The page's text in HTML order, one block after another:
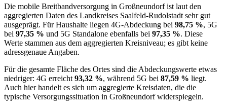
Die mobile Breitbandversorgung in Großneundorf ist laut den
aggregierten Daten des Landkreises Saalfeld-Rudolstadt sehr gut
ausgeprägt. Für Haushalte liegen 4G‑Abdeckung bei 98,75 %, 5G
bei 97,35 % und 5G Standalone ebenfalls bei 97,35 %. Diese
Werte stammen aus dem aggregierten Kreisniveau; es gibt keine
adressgenaue Angaben.
Für die gesamte Fläche des Ortes sind die Abdeckungswerte etwas
niedriger: 4G erreicht 93,32 %, während 5G bei 87,59 % liegt.
Auch hier handelt es sich um aggregierte Kreisdaten, die die
typische Versorgungssituation in Großneundorf widerspiegeln.